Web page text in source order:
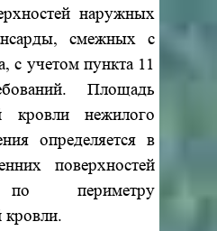
наружных
смежных с
с учетом пункта 11
Площадь
кровли нежилого
определяется в
поверхностей
по периметру
кровли.